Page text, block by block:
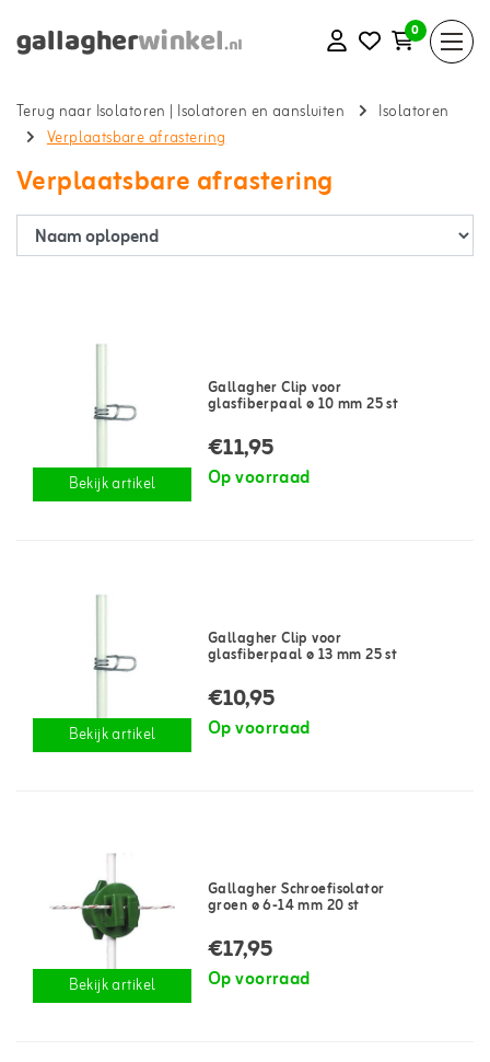
0
Terug naar Isolatoren | Isolatoren en aansluiten
Isolatoren
Verplaatsbare afrastering
Verplaatsbare afrastering
Bekijk artikel
Gallagher Clip voor
glasfiberpaal ø 10 mm 25 st
€11,95
Op voorraad
Bekijk artikel
Gallagher Clip voor
glasfiberpaal ø 13 mm 25 st
€10,95
Op voorraad
Bekijk artikel
Gallagher Schroefisolator
groen ø 6-14 mm 20 st
€17,95
Op voorraad